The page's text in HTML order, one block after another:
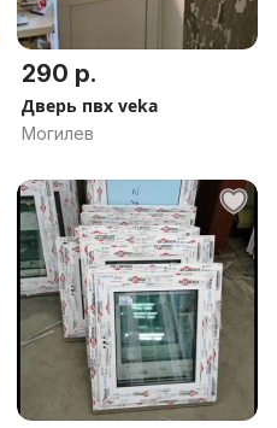
290 р.
Дверь пвх veka
Могилев